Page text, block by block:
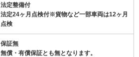
法定整備付
法定24ヶ月点検付※貨物など一部車両は12ヶ月
点検
保証無
無償・有償保証とも無となります。